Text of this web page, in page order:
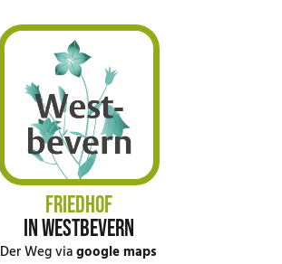
FRIEDHOF
IN WESTBEVERN
Der Weg viagoogle maps